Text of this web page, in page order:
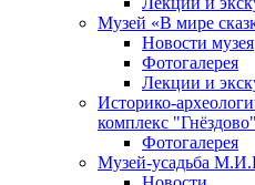
Музей «В мире
Новости музея
Фотогалерея
Лекции и
Историко-
комплекс "Гнёздово"
Фотогалерея
Музей-усадьба